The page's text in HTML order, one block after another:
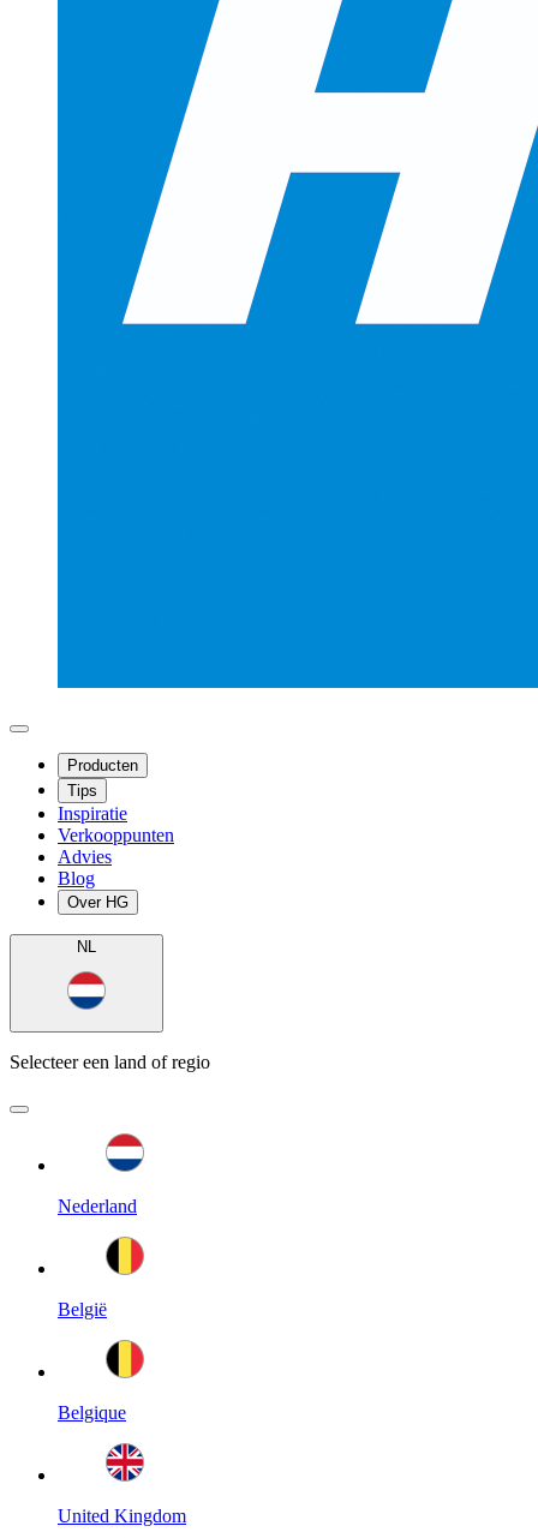
Producten
Tips
Inspiratie
Verkooppunten
Advies
Blog
Over HG
NL
Selecteer een land of regio
Nederland
België
Belgique
United Kingdom